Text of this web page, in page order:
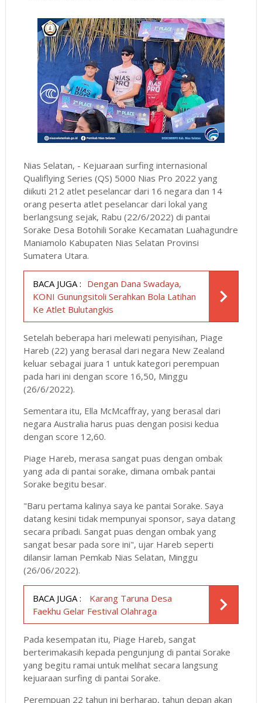
Nias Selatan, - Kejuaraan surfing internasional
Qualiflying Series (QS) 5000 Nias Pro 2022 yang
diikuti 212 atlet peselancar dari 16 negara dan 14
orang peserta atlet peselancar dari lokal yang
berlangsung sejak, Rabu (22/6/2022) di pantai
Sorake Desa Botohili Sorake Kecamatan Luahagundre
Maniamolo Kabupaten Nias Selatan Provinsi
Sumatera Utara.
BACA JUGA : Dengan Dana Swadaya,
KONI Gunungsitoli Serahkan Bola Latihan
Ke Atlet Bulutangkis
Setelah beberapa hari melewati penyisihan, Piage
Hareb (22) yang berasal dari negara New Zealand
keluar sebagai juara 1 untuk kategori perempuan
pada hari ini dengan score 16,50, Minggu
(26/6/2022).
Sementara itu, Ella McMcaffray, yang berasal dari
negara Australia harus puas dengan posisi kedua
dengan score 12,60.
Piage Hareb, merasa sangat puas dengan ombak
yang ada di pantai sorake, dimana ombak pantai
Sorake begitu besar.
"Baru pertama kalinya saya ke pantai Sorake. Saya
datang kesini tidak mempunyai sponsor, saya datang
secara pribadi. Sangat puas dengan ombak yang
sangat besar pada sore ini", ujar Hareb seperti
dilansir laman Pemkab Nias Selatan, Minggu
(26/06/2022).
BACA JUGA :
Karang Taruna Desa
Faekhu Gelar Festival Olahraga
Pada kesempatan itu, Piage Hareb, sangat
berterimakasih kepada pengunjung di pantai Sorake
yang begitu ramai untuk melihat secara langsung
kejuaraan surfing di pantai Sorake.
Perempuan 22 tahun ini berharap, tahun depan akan